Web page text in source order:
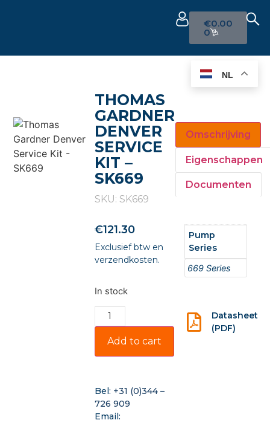
€0.00
0
THOMAS
GARDNER
DENVER
SERVICE
KIT –
SK669
SKU: SK669
€121.30
Exclusief btw en
verzendkosten.
In stock
Add to cart
Bel: +31 (0)344 –
726 909
Email:
Omschrijving
Eigenschappen
Documenten
Pump
Series
669 Series
Datasheet
(PDF)
NL